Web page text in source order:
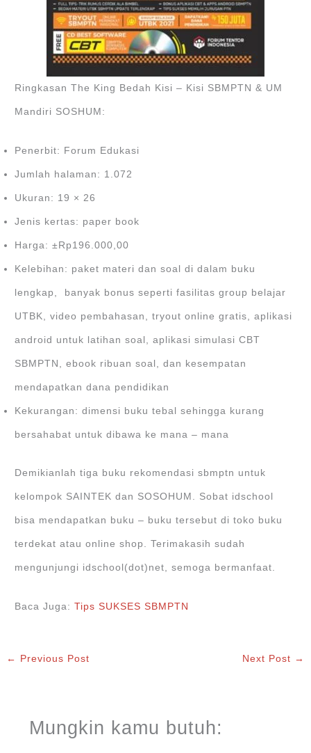
Ringkasan The King Bedah Kisi – Kisi SBMPTN & UM
Mandiri SOSHUM:
Penerbit: Forum Edukasi
Jumlah halaman: 1.072
Ukuran: 19 × 26
Jenis kertas: paper book
Harga: ±Rp196.000,00
Kelebihan: paket materi dan soal di dalam buku
lengkap, banyak bonus seperti fasilitas group belajar
UTBK, video pembahasan, tryout online gratis, aplikasi
android untuk latihan soal, aplikasi simulasi CBT
SBMPTN, ebook ribuan soal, dan kesempatan
mendapatkan dana pendidikan
Kekurangan: dimensi buku tebal sehingga kurang
bersahabat untuk dibawa ke mana – mana
Demikianlah tiga buku rekomendasi sbmptn untuk
kelompok SAINTEK dan SOSOHUM. Sobat idschool
bisa mendapatkan buku – buku tersebut di toko buku
terdekat atau online shop. Terimakasih sudah
mengunjungi idschool(dot)net, semoga bermanfaat.
Baca Juga:Tips SUKSES SBMPTN
← Previous Post Next Post →
Mungkin kamu butuh: